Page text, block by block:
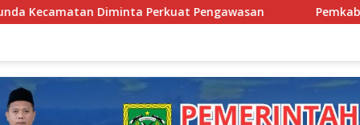
Pengawasan Pemkab Berau Siapkan Regenerasi